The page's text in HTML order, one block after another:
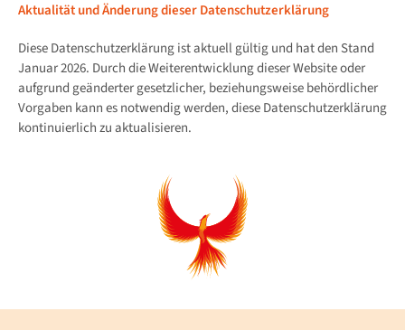
Aktualität und Änderung dieser Datenschutzerklärung
Diese Datenschutzerklärung ist aktuell gültig und hat den Stand
Januar 2026. Durch die Weiterentwicklung dieser Website oder
aufgrund geänderter gesetzlicher, beziehungsweise behördlicher
Vorgaben kann es notwendig werden, diese Datenschutzerklärung
kontinuierlich zu aktualisieren.